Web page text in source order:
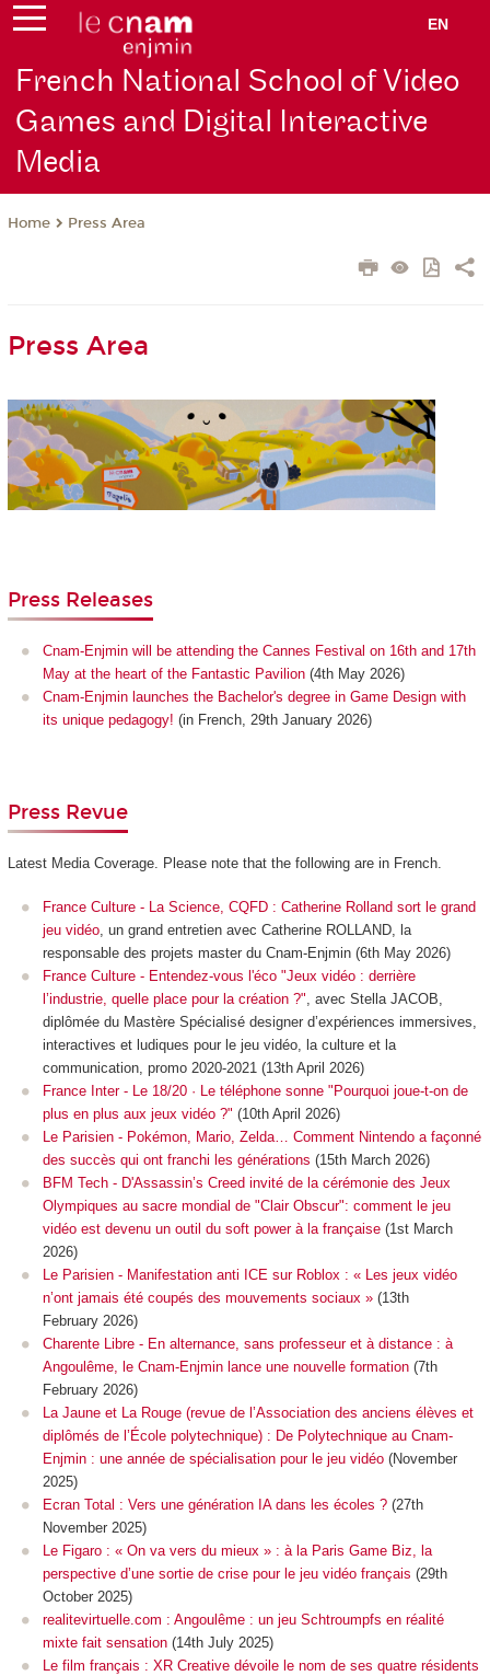
EN
French National School of Video
Games and Digital Interactive
Media
Home Press Area
Press Area
Press Releases
Cnam-Enjmin will be attending the Cannes Festival on 16th and 17th
May at the heart of the Fantastic Pavilion (4th May 2026)
Cnam-Enjmin launches the Bachelor's degree in Game Design with
its unique pedagogy! (in French, 29th January 2026)
Press Revue
Latest Media Coverage. Please note that the following are in French.
France Culture - La Science, CQFD : Catherine Rolland sort le grand
jeu vidéo, un grand entretien avec Catherine ROLLAND, la
responsable des projets master du Cnam-Enjmin (6th May 2026)
France Culture - Entendez-vous l'éco "Jeux vidéo : derrière
l’industrie, quelle place pour la création ?", avec Stella JACOB,
diplômée du Mastère Spécialisé designer d’expériences immersives,
interactives et ludiques pour le jeu vidéo, la culture et la
communication, promo 2020-2021 (13th April 2026)
France Inter - Le 18/20 · Le téléphone sonne "Pourquoi joue-t-on de
plus en plus aux jeux vidéo ?" (10th April 2026)
Le Parisien - Pokémon, Mario, Zelda… Comment Nintendo a façonné
des succès qui ont franchi les générations (15th March 2026)
BFM Tech - D'Assassin’s Creed invité de la cérémonie des Jeux
Olympiques au sacre mondial de "Clair Obscur": comment le jeu
vidéo est devenu un outil du soft power à la française (1st March
2026)
Le Parisien - Manifestation anti ICE sur Roblox : « Les jeux vidéo
n’ont jamais été coupés des mouvements sociaux » (13th
February 2026)
Charente Libre - En alternance, sans professeur et à distance : à
Angoulême, le Cnam-Enjmin lance une nouvelle formation (7th
February 2026)
La Jaune et La Rouge (revue de l’Association des anciens élèves et
diplômés de l’École polytechnique) : De Polytechnique au Cnam-
Enjmin : une année de spécialisation pour le jeu vidéo (November
2025)
Ecran Total : Vers une génération IA dans les écoles ? (27th
November 2025)
Le Figaro : « On va vers du mieux » : à la Paris Game Biz, la
perspective d’une sortie de crise pour le jeu vidéo français (29th
October 2025)
realitevirtuelle.com : Angoulême : un jeu Schtroumpfs en réalité
mixte fait sensation (14th July 2025)
Le film français : XR Creative dévoile le nom de ses quatre résidents